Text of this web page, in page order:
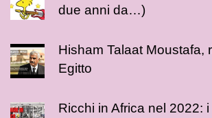
due anni da…)
Hisham Talaat Moustafa,
Egitto
Ricchi in Africa nel 2022: